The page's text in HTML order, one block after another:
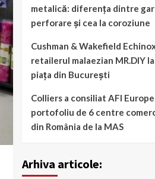
metalică: diferența dintre
perforare și cea la coroziune
Cushman & Wakefield
retailerul malaezian MR.DIY
piața din București
Colliers a consiliat AFI
portofoliu de 6 centre
din România de la MAS
Arhiva articole: